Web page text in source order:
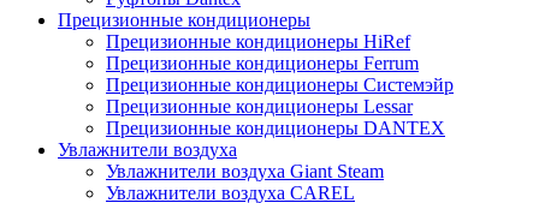
Прецизионные кондиционеры
Прецизионные кондиционеры HiRef
Прецизионные кондиционеры Ferrum
Прецизионные кондиционеры Системэйр
Прецизионные кондиционеры Lessar
Прецизионные кондиционеры DANTEX
Увлажнители воздуха
Увлажнители воздуха Giant Steam
Увлажнители воздуха CAREL